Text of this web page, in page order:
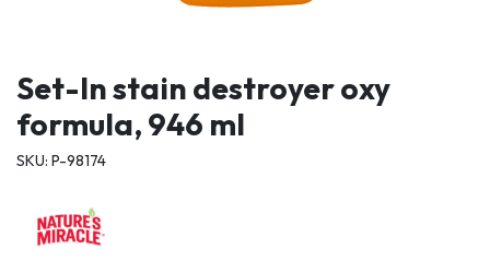
Set-In stain destroyer oxy
formula, 946 ml
SKU: P-98174